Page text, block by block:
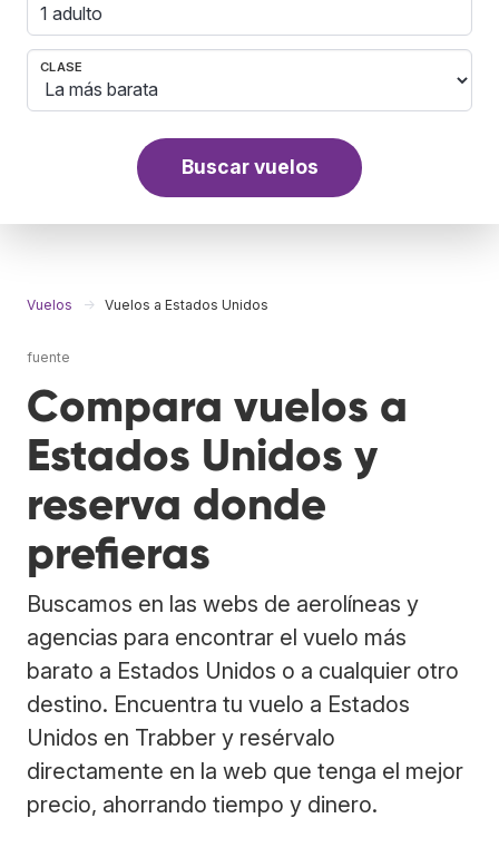
1 adulto
CLASE
Buscar vuelos
Vuelos Vuelos a Estados Unidos
fuente
Compara vuelos a
Estados Unidos y
reserva donde
prefieras
Buscamos en las webs de aerolíneas y
agencias para encontrar el vuelo más
barato a Estados Unidos o a cualquier otro
destino. Encuentra tu vuelo a Estados
Unidos en Trabber y resérvalo
directamente en la web que tenga el mejor
precio, ahorrando tiempo y dinero.